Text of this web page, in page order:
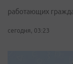
работающих
сегодня, 03:23